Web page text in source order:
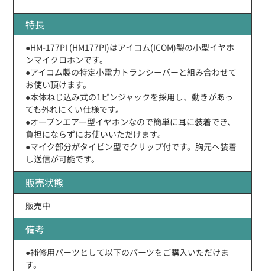
特長
●HM-177PI (HM177PI)はアイコム(ICOM)製の小型イヤホ
ンマイクロホンです。
●アイコム製の特定小電力トランシーバーと組み合わせて
お使い頂けます。
●本体ねじ込み式の1ピンジャックを採用し、動きがあっ
ても外れにくい仕様です。
●オープンエアー型イヤホンなので簡単に耳に装着でき、
負担にならずにお使いいただけます。
●マイク部分がタイピン型でクリップ付です。胸元へ装着
し送信が可能です。
販売状態
販売中
備考
●補修用パーツとして以下のパーツをご購入いただけま
す。